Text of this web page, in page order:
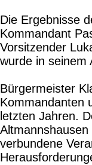
Die Ergebnisse
Kommandant
Vorsitzender
wurde in seinem
Bürgermeister
Kommandanten
letzten Jahren.
verbundene